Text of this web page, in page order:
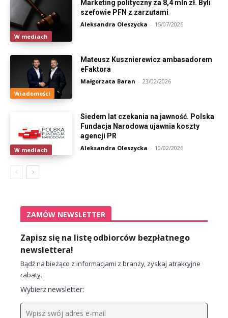
W mediach
Marketing polityczny za 8,4 mln zł. Byli
szefowie PFN z zarzutami
Aleksandra Oleszycka - 15/07/2026
Wiadomości
Mateusz Kusznierewicz ambasadorem
eFaktora
Małgorzata Baran - 23/02/2026
W mediach
Siedem lat czekania na jawność. Polska
Fundacja Narodowa ujawnia koszty
agencji PR
Aleksandra Oleszycka - 10/02/2026
ZAMÓW NEWSLETTER
Zapisz się na listę odbiorców bezpłatnego
newslettera!
Bądź na bieżąco z informacjami z branży, zyskaj atrakcyjne
rabaty.
Wybierz newsletter: